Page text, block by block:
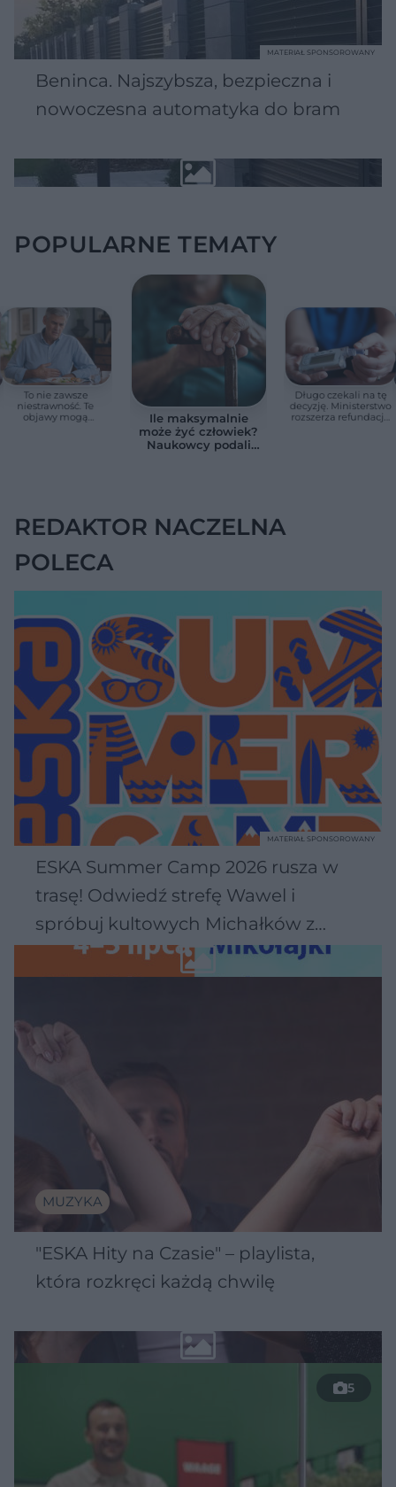
Beninca. Najszybsza, bezpieczna i
nowoczesna automatyka do bram
MATERIAŁ SPONSOROWANY
POPULARNE TEMATY
To nie zawsze
niestrawność. Te
objawy mogą
Ile maksymalnie
może żyć człowiek?
Naukowcy podali
Długo czekali na tę
decyzję. Ministerstwo
rozszerza refundację
REDAKTOR NACZELNA
POLECA
ESKA Summer Camp 2026 rusza w
trasę! Odwiedź strefę Wawel i
spróbuj kultowych Michałków z
Wawelu
MATERIAŁ SPONSOROWANY
MUZYKA
"ESKA Hity na Czasie" – playlista,
która rozkręci każdą chwilę
5